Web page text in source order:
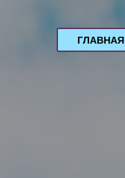
ГЛАВНАЯ